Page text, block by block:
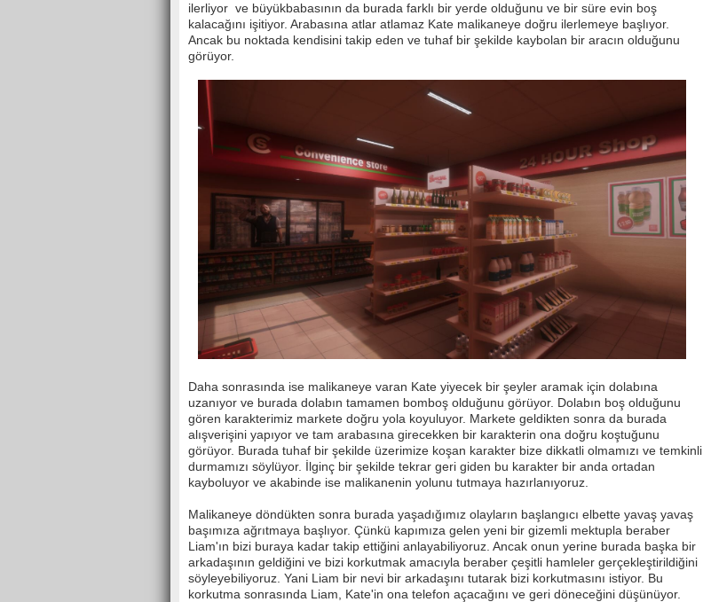
ilerliyor ve büyükbabasının da burada farklı bir yerde olduğunu ve bir süre evin boş
kalacağını işitiyor. Arabasına atlar atlamaz Kate malikaneye doğru ilerlemeye başlıyor.
Ancak bu noktada kendisini takip eden ve tuhaf bir şekilde kaybolan bir aracın olduğunu
görüyor.
Daha sonrasında ise malikaneye varan Kate yiyecek bir şeyler aramak için dolabına
uzanıyor ve burada dolabın tamamen bomboş olduğunu görüyor. Dolabın boş olduğunu
gören karakterimiz markete doğru yola koyuluyor. Markete geldikten sonra da burada
alışverişini yapıyor ve tam arabasına girecekken bir karakterin ona doğru koştuğunu
görüyor. Burada tuhaf bir şekilde üzerimize koşan karakter bize dikkatli olmamızı ve temkinli
durmamızı söylüyor. İlginç bir şekilde tekrar geri giden bu karakter bir anda ortadan
kayboluyor ve akabinde ise malikanenin yolunu tutmaya hazırlanıyoruz.
Malikaneye döndükten sonra burada yaşadığımız olayların başlangıcı elbette yavaş yavaş
başımıza ağrıtmaya başlıyor. Çünkü kapımıza gelen yeni bir gizemli mektupla beraber
Liam'ın bizi buraya kadar takip ettiğini anlayabiliyoruz. Ancak onun yerine burada başka bir
arkadaşının geldiğini ve bizi korkutmak amacıyla beraber çeşitli hamleler gerçekleştirildiğini
söyleyebiliyoruz. Yani Liam bir nevi bir arkadaşını tutarak bizi korkutmasını istiyor. Bu
korkutma sonrasında Liam, Kate'in ona telefon açacağını ve geri döneceğini düşünüyor.